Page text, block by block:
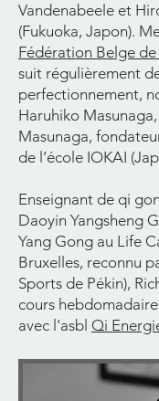
Vandenabeele et
(Fukuoka, Japon).
Fédération Belge de
suit régulièrement
perfectionnement,
Haruhiko
Masunaga,
de l’école IOKAI
Enseignant de qi
Daoyin Yangsheng
Yang Gong au Life
Bruxelles, reconnu
Sports de Pékin),
cours
avec l'asbl Qi